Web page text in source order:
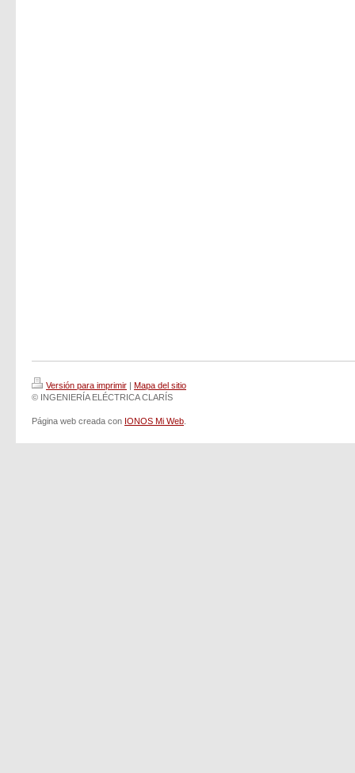
Versión para imprimir
Mapa del sitio
© INGENIERÍA ELÉCTRICA CLARÍS
Página web creada con IONOS Mi Web